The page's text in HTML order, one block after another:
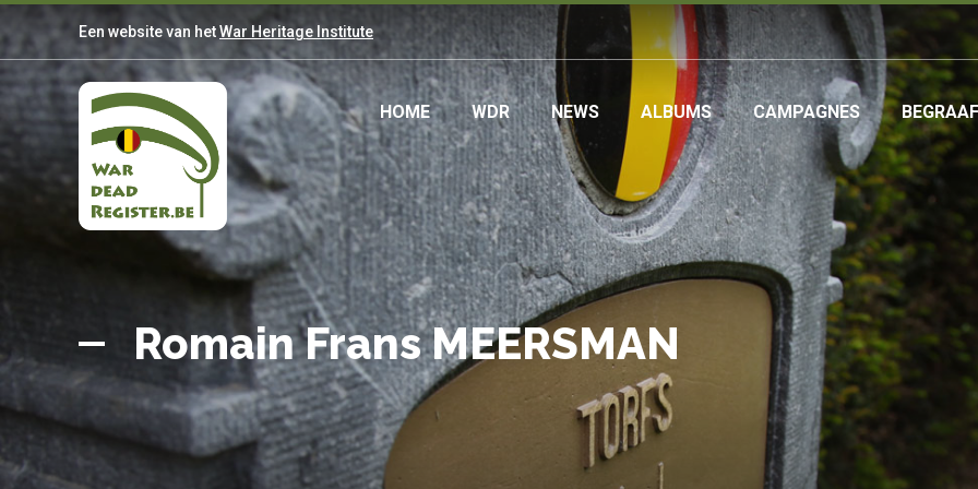
Overslaan
en
naar
de
inhoud
Een website van hetWar Heritage Institute
Belgian
War
Dead
Register
Main
navigation
HOME WDR NEWS ALBUMS CAMPAGNES
Romain Frans MEERSMAN